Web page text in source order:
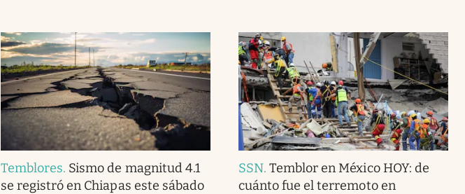
Temblores. Sismo de magnitud 4.1
se registró en Chiapas este sábado
SSN.Temblor en México HOY: de
cuánto fue el terremoto en